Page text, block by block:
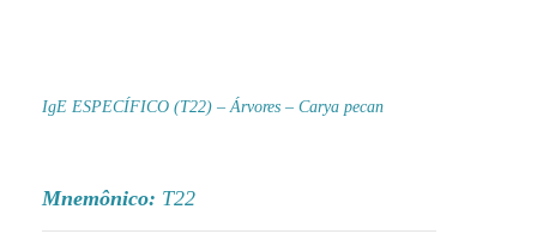
IgE ESPECÍFICO (T22) – Árvores – Carya pecan
Mnemônico: T22